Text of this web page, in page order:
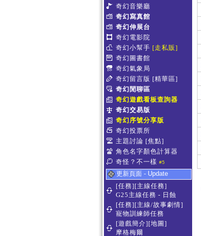
奇幻音樂廳
奇幻寫真館
奇幻伸展台
奇幻電影院
奇幻小幫手 [走私販]
奇幻圖書館
奇幻氣象局
奇幻留言版 [精華區]
奇幻閒聊區
奇幻遊戲看板查詢器
奇幻交易版
奇幻序號分享版
奇幻投票所
主題討論 [焦點]
角色名字顏色計算器
奇怪？不一樣 #5
更新頁面 - Update
[任務][主線任務]
G25主線任務 - 日蝕
[任務][主線/故事劇情]
寵物訓練師任務
[遊戲簡介][地圖]
摩格梅爾